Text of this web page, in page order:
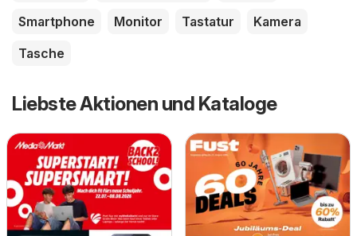
Smartphone
Monitor Tastatur
Kamera
Tasche
Liebste Aktionen und Kataloge